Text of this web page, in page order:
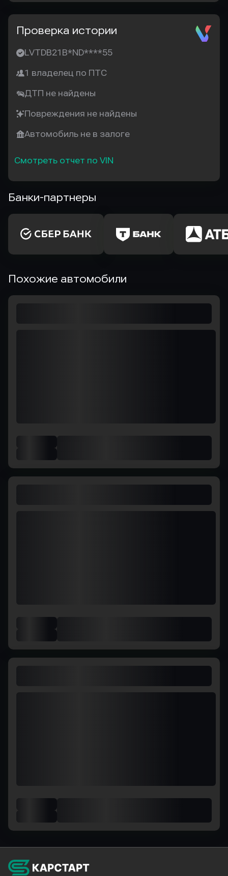
Проверка истории
LVTDB21B*ND****55
1 владелец по ПТС
ДТП не найдены
Повреждения не найдены
Автомобиль не в залоге
Смотреть отчет по VIN
Банки-партнеры
Похожие автомобили